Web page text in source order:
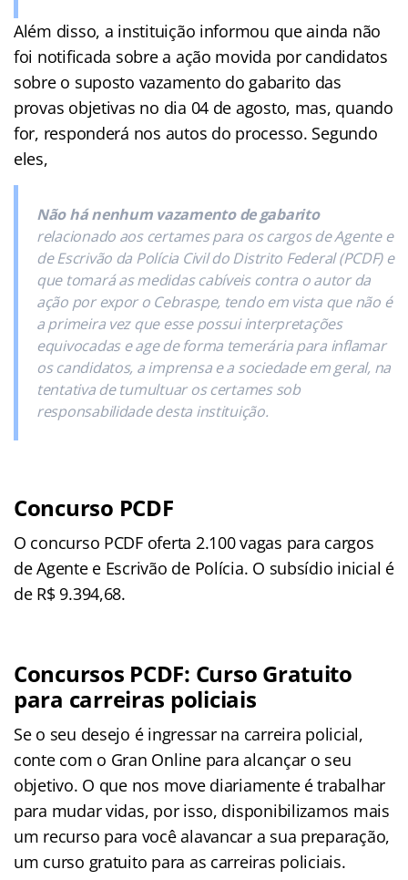
Além disso, a instituição informou que ainda não
foi notificada sobre a ação movida por candidatos
sobre o suposto vazamento do gabarito das
provas objetivas no dia 04 de agosto, mas, quando
for, responderá nos autos do processo. Segundo
eles,
Não há nenhum vazamento de gabarito
relacionado aos certames para os cargos de Agente e
de Escrivão da Polícia Civil do Distrito Federal (PCDF) e
que tomará as medidas cabíveis contra o autor da
ação por expor o Cebraspe, tendo em vista que não é
a primeira vez que esse possui interpretações
equivocadas e age de forma temerária para inflamar
os candidatos, a imprensa e a sociedade em geral, na
tentativa de tumultuar os certames sob
responsabilidade desta instituição.
Concurso PCDF
O concurso PCDF oferta 2.100 vagas para cargos
de Agente e Escrivão de Polícia. O subsídio inicial é
de R$ 9.394,68.
Concursos PCDF: Curso Gratuito
para carreiras policiais
Se o seu desejo é ingressar na carreira policial,
conte com o Gran Online para alcançar o seu
objetivo. O que nos move diariamente é trabalhar
para mudar vidas, por isso, disponibilizamos mais
um recurso para você alavancar a sua preparação,
um curso gratuito para as carreiras policiais.